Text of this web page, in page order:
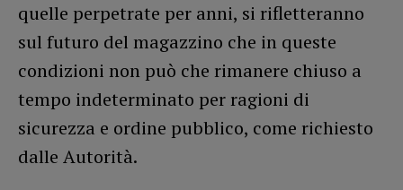
quelle perpetrate per anni, si rifletteranno
sul futuro del magazzino che in queste
condizioni non può che rimanere chiuso a
tempo indeterminato per ragioni di
sicurezza e ordine pubblico, come richiesto
dalle Autorità.